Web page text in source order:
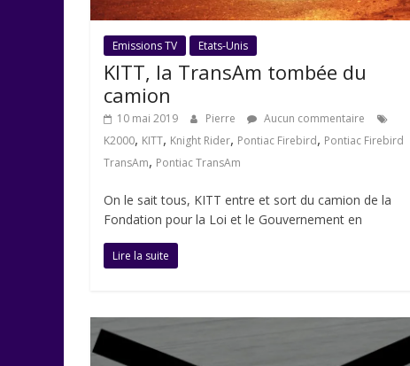
Emissions TV Etats-Unis
KITT, la TransAm tombée du
camion
10 mai 2019 Pierre
Aucun commentaire
K2000, KITT, Knight Rider, Pontiac Firebird, Pontiac Firebird
TransAm, Pontiac TransAm
On le sait tous, KITT entre et sort du camion de la
Fondation pour la Loi et le Gouvernement en
Lire la suite